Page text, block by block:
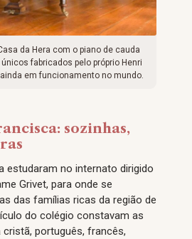
da Hera com o piano de cauda
fabricados pelo próprio Henri
em funcionamento no mundo.
sozinhas,
estudaram no internato dirigido
Grivet, para onde se
das famílias ricas da região de
do colégio constavam as
português, francês,